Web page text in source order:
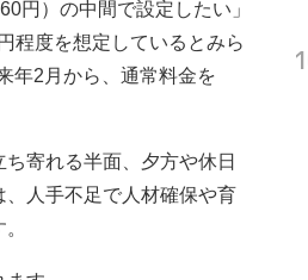
円）の中間で設定したい」
程度を想定しているとみら
年2月から、通常料金を
寄れる半面、夕方や休日
人手不足で人材確保や育